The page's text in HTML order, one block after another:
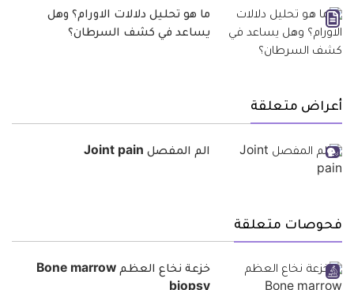
ما هو تحليل دلالات الاورام؟ وهل
يساعد في كشف السرطان؟
أعراض متعلقة
الم المفصل Joint pain
فحوصات متعلقة
خزعة نخاع العظم Bone marrow